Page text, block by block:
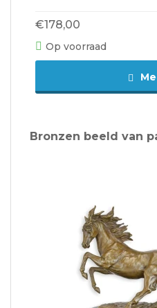
€178,00
Op voorraad
Bronzen beeld van